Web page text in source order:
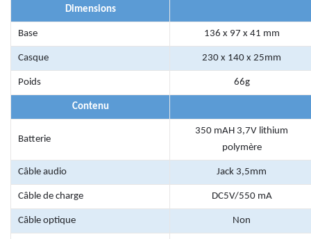
Dimensions
Base 136 x 97 x 41 mm
Casque 230 x 140 x 25mm
Poids 66g
Contenu
Batterie
350 mAH 3,7V lithium
polymère
Câble audio Jack 3,5mm
Câble de charge DC5V/550 mA
Câble optique Non